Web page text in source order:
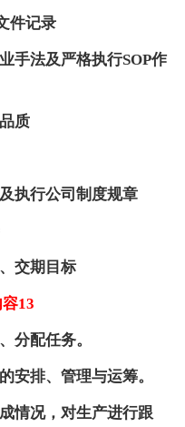
件记录
法及严格执行SOP作
质
执行公司制度规章
交期目标
13
配任务。
排、管理与运筹。
况，对生产进行跟